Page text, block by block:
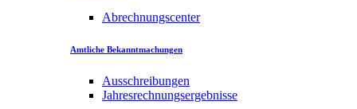
Abrechnungscenter
Amtliche Bekanntmachungen
Ausschreibungen
Jahresrechnungsergebnisse